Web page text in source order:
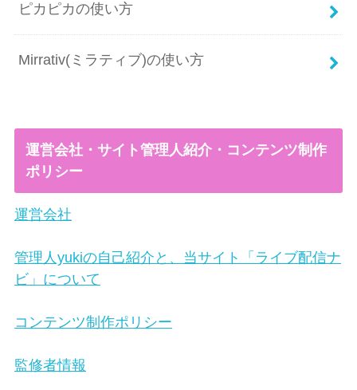
ピカピカの使い方
Mirrativ(ミラティブ)の使い方
運営会社・サイト管理人紹介・コンテンツ制作
ポリシー
運営会社
管理人yukiの自己紹介と、当サイト「ライブ配信ナ
ビ」について
コンテンツ制作ポリシー
監修者情報